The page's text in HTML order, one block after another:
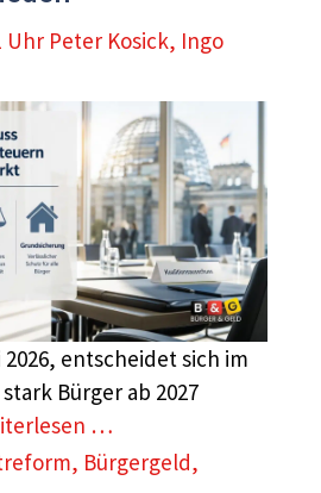
Uhr Peter Kosick, Ingo
2026, entscheidet sich im
Bürger ab 2027
…
, Bürgergeld,